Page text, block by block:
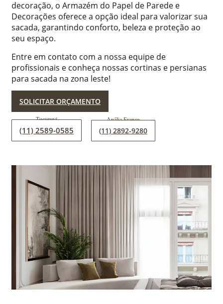
decoração, o Armazém do Papel de Parede e
Decorações oferece a opção ideal para valorizar sua
sacada, garantindo conforto, beleza e proteção ao
seu espaço.
Entre em contato com a nossa equipe de
profissionais e conheça nossas cortinas e persianas
para sacada na zona leste!
SOLICITAR ORÇAMENTO
(11) 2589-0585 (11) 2892-9280